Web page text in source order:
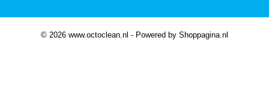
© 2026 www.octoclean.nl - Powered by Shoppagina.nl